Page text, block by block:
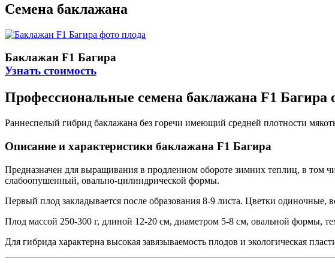
Семена баклажана
Баклажан F1 Багира
Узнать стоимость
Профессиональные семена баклажана F1 Багира
Раннеспелый гибрид баклажана без горечи имеющий средней плотности
Описание и характеристики баклажана F1 Багира
Предназначен для выращивания в продленном обороте зимних теплиц, в том
слабоопушенный, овально-цилиндрической формы.
Первый плод закладывается после образования 8-9 листа. Цветки
Плод массой 250-300 г, длиной 12-20 см, диаметром 5-8 см, овальной формы,
Для гибрида характерна высокая завязываемость плодов и экологическая